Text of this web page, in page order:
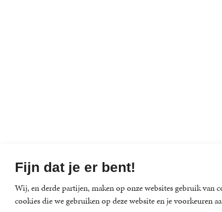
Fijn dat je er bent!
Wij, en derde partijen, maken op onze websites gebruik van
cookies die we gebruiken op deze website en je voorkeuren